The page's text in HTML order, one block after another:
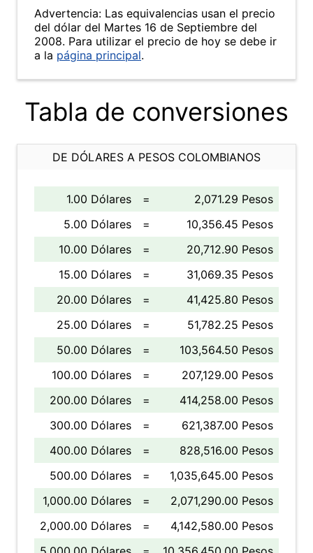
Advertencia: Las equivalencias usan el precio
del dólar del Martes 16 de Septiembre del
2008. Para utilizar el precio de hoy se debe ir
a la página principal.
Tabla de conversiones
DE DÓLARES A PESOS COLOMBIANOS
1.00 Dólares =
2,071.29 Pesos
5.00 Dólares
=
10,356.45 Pesos
10.00 Dólares
=
20,712.90 Pesos
15.00 Dólares
=
31,069.35 Pesos
20.00 Dólares
=
41,425.80 Pesos
25.00 Dólares
=
51,782.25 Pesos
50.00 Dólares
=
103,564.50 Pesos
100.00 Dólares
=
207,129.00 Pesos
200.00 Dólares
=
414,258.00 Pesos
300.00 Dólares
=
621,387.00 Pesos
400.00 Dólares
=
828,516.00 Pesos
500.00 Dólares
=
1,035,645.00 Pesos
1,000.00 Dólares
=
2,071,290.00 Pesos
2,000.00 Dólares
=
4,142,580.00 Pesos